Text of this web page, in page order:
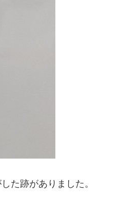
た跡がありました。